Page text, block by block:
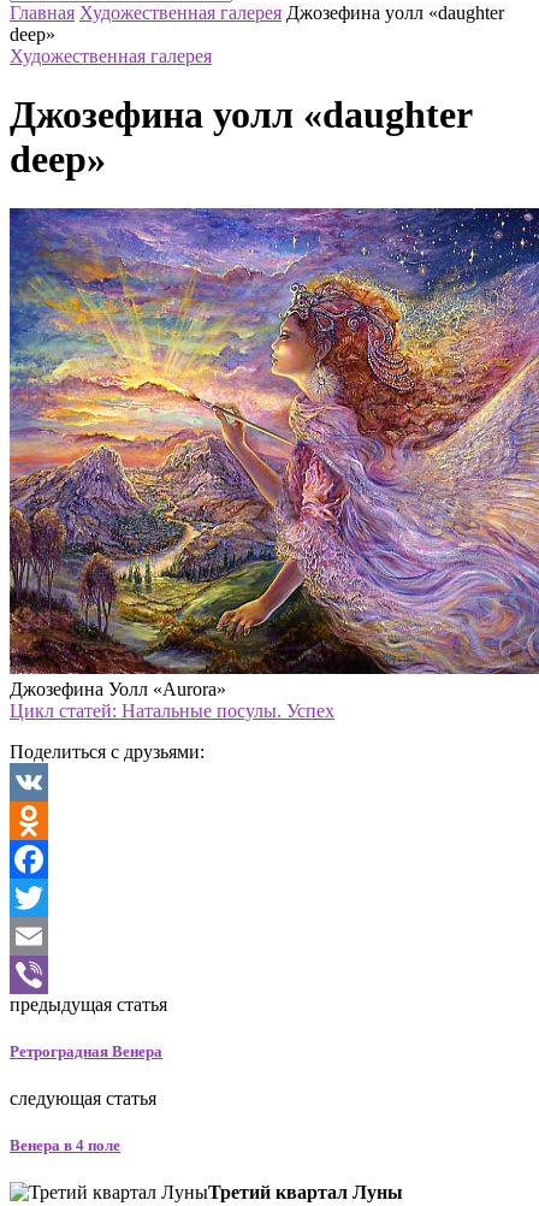
Главная Художественная галерея Джозефина уолл «daughter
deep»
Художественная галерея
Джозефина уолл «daughter
deep»
Джозефина Уолл «Aurora»
Цикл статей: Натальные посулы. Успех
Поделиться с друзьями:
VK
Odnoklassniki
Facebook
Twitter
Email
Viber
предыдущая статья
Ретроградная Венера
следующая статья
Венера в 4 поле
Третий квартал Луны